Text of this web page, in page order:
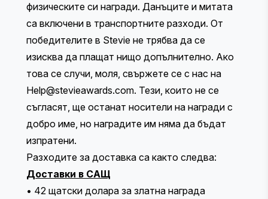
физическите си награди. Данъците и митата
са включени в транспортните разходи. От
победителите в Stevie не трябва да се
изисква да плащат нищо допълнително. Ако
това се случи, моля, свържете се с нас на
Help@stevieawards.com. Тези, които не се
съгласят, ще останат носители на награди с
добро име, но наградите им няма да бъдат
изпратени.
Разходите за доставка са както следва:
Доставки в САЩ
• 42 щатски долара за златна награда